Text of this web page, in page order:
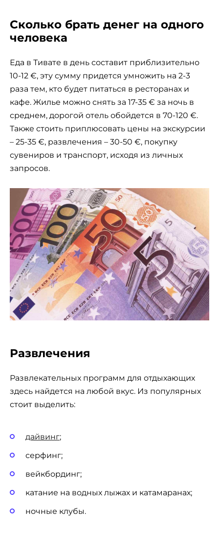
Сколько брать денег на одного
человека
Еда в Тивате в день составит приблизительно
10-12 €, эту сумму придется умножить на 2-3
раза тем, кто будет питаться в ресторанах и
кафе. Жилье можно снять за 17-35 € за ночь в
среднем, дорогой отель обойдется в 70-120 €.
Также стоить приплюсовать цены на экскурсии
– 25-35 €, развлечения – 30-50 €, покупку
сувениров и транспорт, исходя из личных
запросов.
Развлечения
Развлекательных программ для отдыхающих
здесь найдется на любой вкус. Из популярных
стоит выделить:
дайвинг;
серфинг;
вейкбординг;
катание на водных лыжах и катамаранах;
ночные клубы.